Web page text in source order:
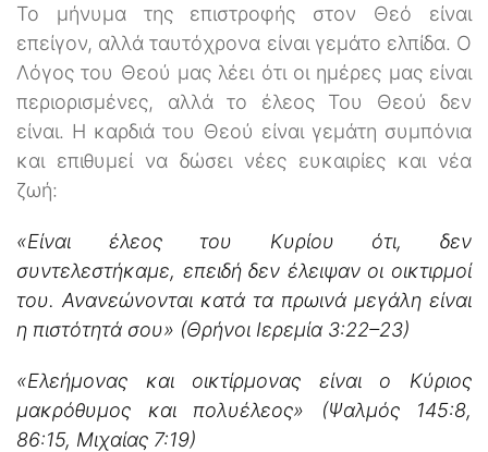
Το μήνυμα της επιστροφής στον Θεό είναι
επείγον, αλλά ταυτόχρονα είναι γεμάτο ελπίδα. Ο
Λόγος του Θεού μας λέει ότι οι ημέρες μας είναι
περιορισμένες, αλλά το έλεος Του Θεού δεν
είναι. Η καρδιά του Θεού είναι γεμάτη συμπόνια
και επιθυμεί να δώσει νέες ευκαιρίες και νέα
ζωή:
«Είναι έλεος του Κυρίου ότι, δεν
συντελεστήκαμε, επειδή δεν έλειψαν οι οικτιρμοί
του. Ανανεώνονται κατά τα πρωινά μεγάλη είναι
η πιστότητά σου» (Θρήνοι Ιερεμία 3:22–23)
«Ελεήμονας και οικτίρμονας είναι ο Κύριος
μακρόθυμος και πολυέλεος» (Ψαλμός 145:8,
86:15, Μιχαίας 7:19)